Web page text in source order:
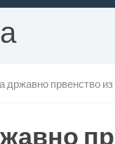
државно првенство